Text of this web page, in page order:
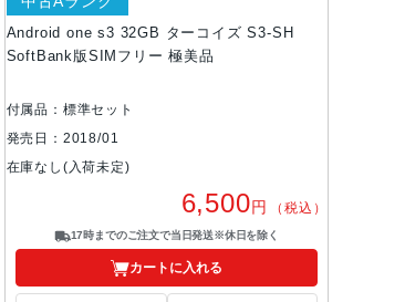
Android one s3 32GB ターコイズ S3-SH
SoftBank版SIMフリー 極美品
付属品：標準セット
発売日：2018/01
在庫なし(入荷未定)
6,500円 （税込）
17時までのご注文で当日発送※休日を除く
カートに入れる